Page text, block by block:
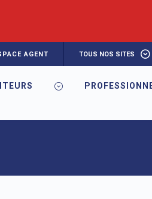
AGENT TOUS NOS SITES